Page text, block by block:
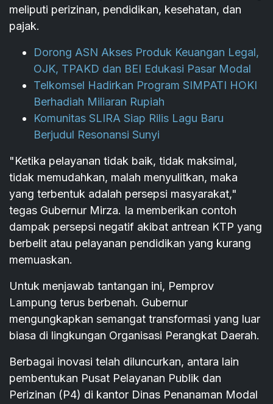
meliputi perizinan, pendidikan, kesehatan, dan
pajak.
Dorong ASN Akses Produk Keuangan Legal,
OJK, TPAKD dan BEI Edukasi Pasar Modal
Telkomsel Hadirkan Program SIMPATI HOKI
Berhadiah Miliaran Rupiah
Komunitas SLIRA Siap Rilis Lagu Baru
Berjudul Resonansi Sunyi
"Ketika pelayanan tidak baik, tidak maksimal,
tidak memudahkan, malah menyulitkan, maka
yang terbentuk adalah persepsi masyarakat,"
tegas Gubernur Mirza. Ia memberikan contoh
dampak persepsi negatif akibat antrean KTP yang
berbelit atau pelayanan pendidikan yang kurang
memuaskan.
Untuk menjawab tantangan ini, Pemprov
Lampung terus berbenah. Gubernur
mengungkapkan semangat transformasi yang luar
biasa di lingkungan Organisasi Perangkat Daerah.
Berbagai inovasi telah diluncurkan, antara lain
pembentukan Pusat Pelayanan Publik dan
Perizinan (P4) di kantor Dinas Penanaman Modal